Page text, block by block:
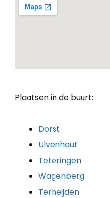
Plaatsen in de buurt:
Dorst
Ulvenhout
Teteringen
Wagenberg
Terheijden